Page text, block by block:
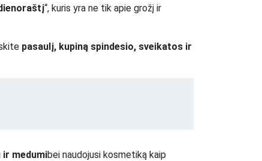
“, kuris yra ne tik apie grožį ir
pasaulį, kupiną spindesio, sveikatos ir
ir medumibei naudojusi kosmetiką kaip